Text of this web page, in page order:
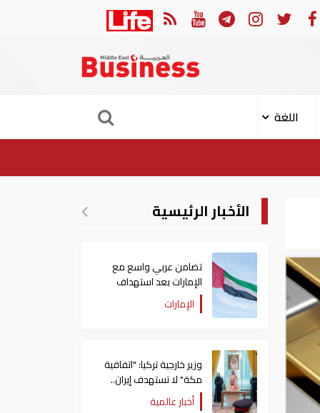
قد تنضم إليها عاجل| السعودية تصدر بيانا بأشد
اللغة
الأخبار الرئيسية
تضامن عربي واسع مع
الإمارات بعد استهداف
ناقلة في مضيق هرمز
الإمارات
وزير خارجية تركيا: "اتفاقية
مكة" لا تستهدف إيران..
ومصر قد تنضم إليها
أخبار عالمية